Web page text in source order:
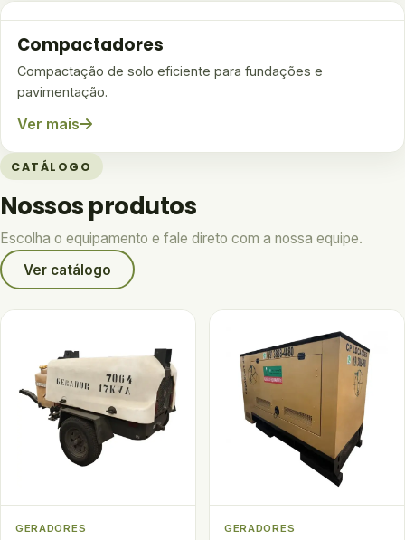
Compactadores
Compactação de solo eficiente para fundações e
pavimentação.
Ver mais
CATÁLOGO
Nossos produtos
Escolha o equipamento e fale direto com a nossa equipe.
Ver catálogo
GERADORES GERADORES